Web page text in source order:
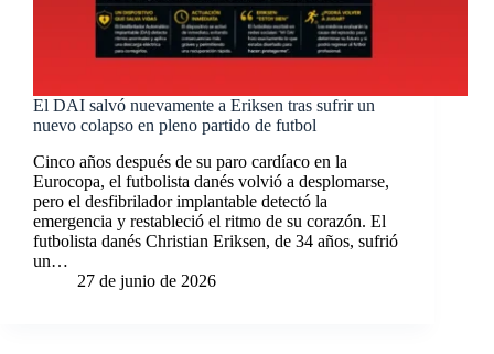
El DAI salvó nuevamente a Eriksen tras sufrir un
nuevo colapso en pleno partido de futbol
Cinco años después de su paro cardíaco en la
Eurocopa, el futbolista danés volvió a desplomarse,
pero el desfibrilador implantable detectó la
emergencia y restableció el ritmo de su corazón. El
futbolista danés Christian Eriksen, de 34 años, sufrió
un…
27 de junio de 2026